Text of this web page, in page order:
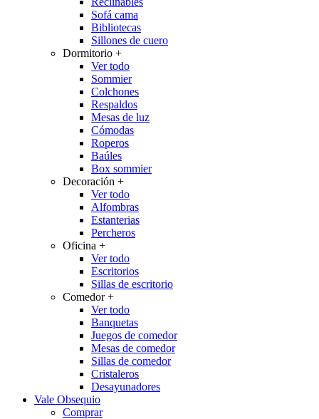
Sofá cama
Bibliotecas
Sillones de cuero
Dormitorio +
Ver todo
Sommier
Colchones
Respaldos
Mesas de luz
Cómodas
Roperos
Baúles
Box sommier
Decoración +
Ver todo
Alfombras
Estanterias
Percheros
Oficina +
Ver todo
Escritorios
Sillas de escritorio
Comedor+
Ver todo
Banquetas
Juegos de comedor
Mesas de comedor
Sillas de comedor
Cristaleros
Desayunadores
Vale Obsequio
Comprar